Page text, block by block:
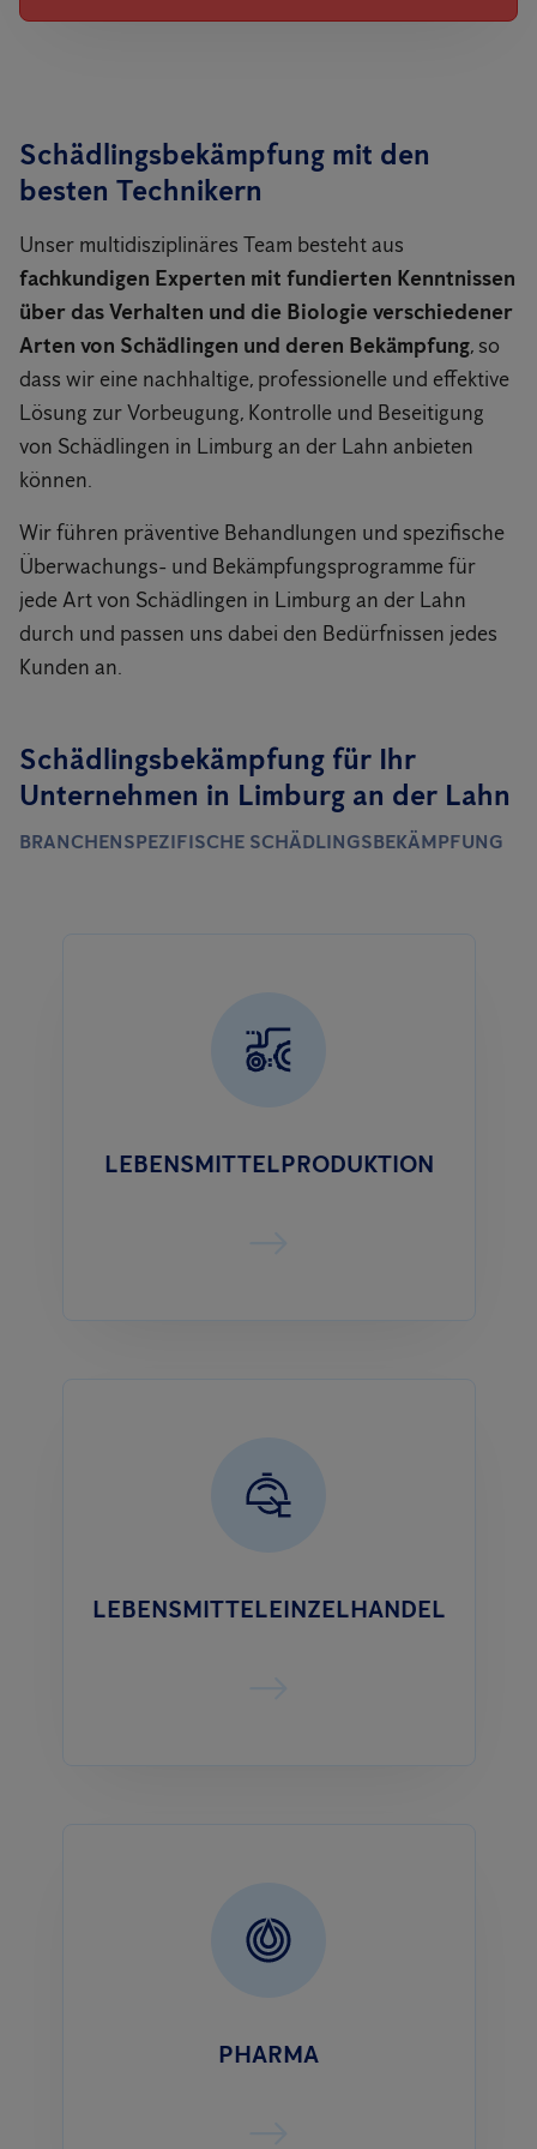
Schädlingsbekämpfung mit den
besten Technikern
Unser multidisziplinäres Team besteht aus
fachkundigen Experten mit fundierten Kenntnissen
über das Verhalten und die Biologie verschiedener
Arten von Schädlingen und deren Bekämpfung, so
dass wir eine nachhaltige, professionelle und effektive
Lösung zur Vorbeugung, Kontrolle und Beseitigung
von Schädlingen in Limburg an der Lahn anbieten
können.
Wir führen präventive Behandlungen und spezifische
Überwachungs- und Bekämpfungsprogramme für
jede Art von Schädlingen in Limburg an der Lahn
durch und passen uns dabei den Bedürfnissen jedes
Kunden an.
Schädlingsbekämpfung für Ihr
Unternehmen in Limburg an der Lahn
BRANCHENSPEZIFISCHE SCHÄDLINGSBEKÄMPFUNG
LEBENSMITTELPRODUKTION
LEBENSMITTELEINZELHANDEL
PHARMA